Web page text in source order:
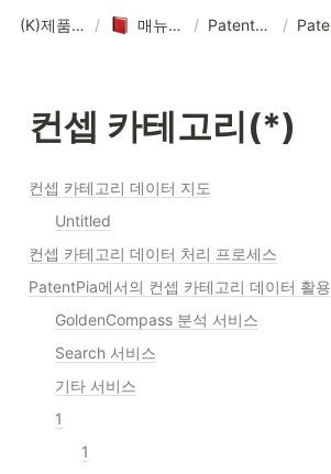
(K)제품 매뉴얼-솔루션-데이터-콘텐츠 / 매뉴얼-데이터-콘텐츠 제작 기획 / PatentPia 매뉴얼 홈 : 제품 기능, 활용 및 데이터 /
컨셉 카테고리(*)
컨셉 카테고리 데이터 지도
Untitled
컨셉 카테고리 데이터 처리 프로세스
PatentPia에서의 컨셉 카테고리 데이터 활용
GoldenCompass 분석 서비스
Search 서비스
기타 서비스
1
1